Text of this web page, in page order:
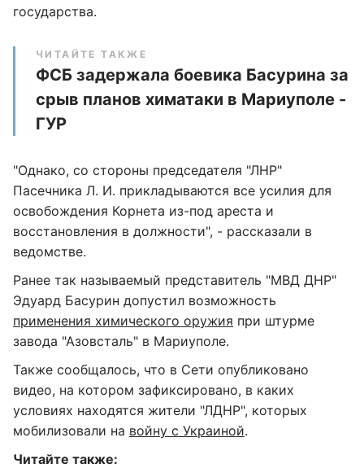
государства.
ЧИТАЙТЕ ТАКЖЕ
ФСБ задержала боевика Басурина за
срыв планов химатаки в Мариуполе -
ГУР
"Однако, со стороны председателя "ЛНР"
Пасечника Л. И. прикладываются все усилия для
освобождения Корнета из-под ареста и
восстановления в должности", - рассказали в
ведомстве.
Ранее так называемый представитель "МВД ДНР"
Эдуард Басурин допустил возможность
применения химического оружия при штурме
завода "Азовсталь" в Мариуполе.
Также сообщалось, что в Сети опубликовано
видео, на котором зафиксировано, в каких
условиях находятся жители "ЛДНР", которых
мобилизовали на войну с Украиной.
Читайте также: